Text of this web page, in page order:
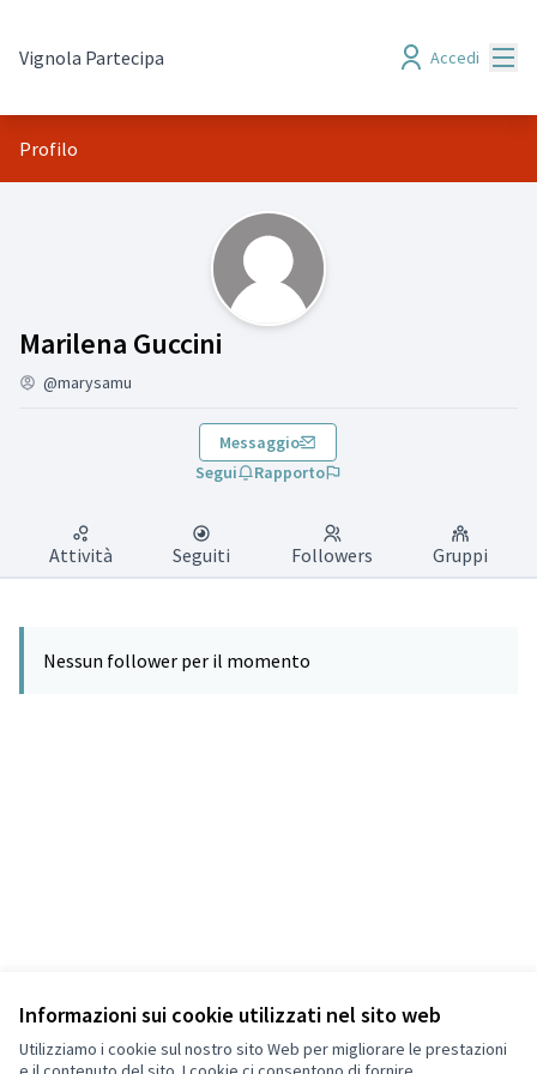
Informazioni sui cookie utilizzati nel sito web
Utilizziamo i cookie sul nostro sito Web per migliorare le prestazioni
Vignola Partecipa Accedi
Profilo
Marilena Guccini
(Marilena Guccini)
@marysamu
Messaggio
Segui
Rapporto
Attività Seguiti Followers Gruppi
Nessun follower per il momento
Termini di servizio
Impostazioni dei cookie